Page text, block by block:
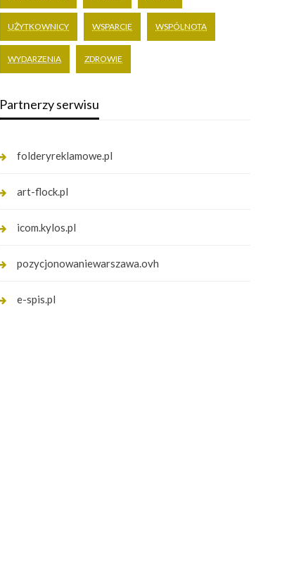
UŻYTKOWNICY WSPARCIE WSPÓLNOTA
WYDARZENIA ZDROWIE
Partnerzy serwisu
folderyreklamowe.pl
art-flock.pl
icom.kylos.pl
pozycjonowaniewarszawa.ovh
e-spis.pl